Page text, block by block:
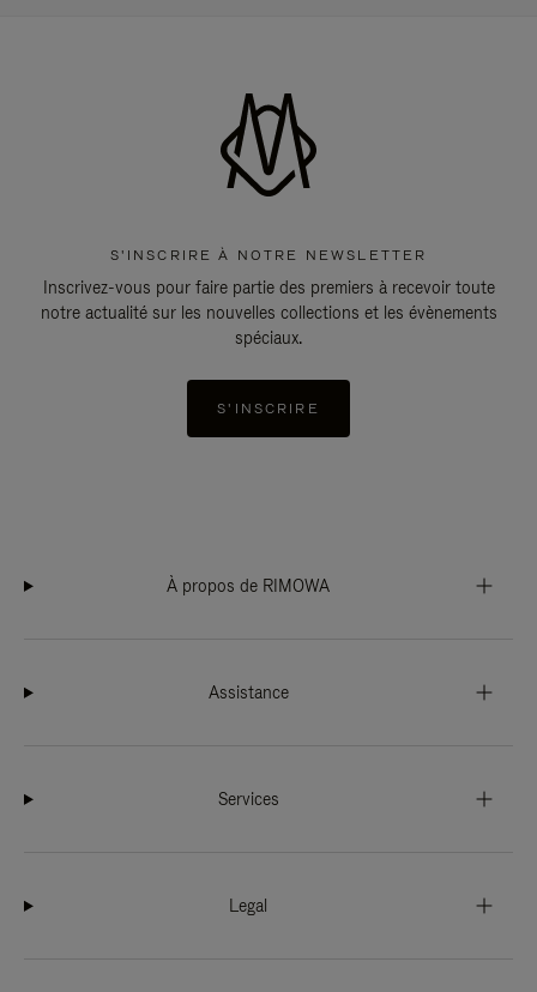
S'INSCRIRE À NOTRE NEWSLETTER
Inscrivez-vous pour faire partie des premiers à recevoir toute
notre actualité sur les nouvelles collections et les évènements
spéciaux.
S'INSCRIRE
À propos de RIMOWA
Assistance
Services
Legal